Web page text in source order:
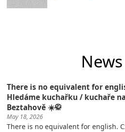
News
There is no equivalent for
Hledáme kuchařku / kuchaře
Beztahově ☀️🥋
May 18, 2026
There is no equivalent for english.